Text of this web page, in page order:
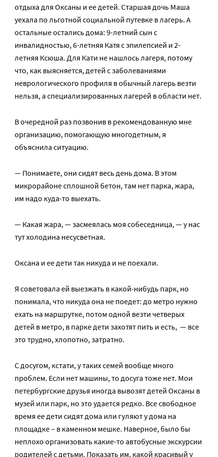
отдыха для Оксаны и ее детей. Старшая дочь Маша
уехала по льготной социальной путевке в лагерь. А
остальные остались дома: 9-летний сын с
инвалидностью, 6-летняя Катя с эпилепсией и 2-
летняя Ксюша. Для Кати не нашлось лагеря, потому
что, как выясняется, детей с заболеваниями
неврологического профиля в обычный лагерь везти
нельзя, а специализированных лагерей в области нет.
В очередной раз позвонив в рекомендованную мне
организацию, помогающую многодетным, я
объяснила ситуацию.
— Понимаете, они сидят весь день дома. В этом
микрорайоне сплошной бетон, там нет парка, жара,
им надо куда-то выехать.
— Какая жара, — засмеялась моя собеседница, — у нас
тут холодина несусветная.
Оксана и ее дети так никуда и не поехали.
Я советовала ей выезжать в какой-нибудь парк, но
понимала, что никуда она не поедет: до метро нужно
ехать на маршрутке, потом одной везти четверых
детей в метро, в парке дети захотят пить и есть, — все
это трудно, хлопотно, затратно.
С досугом, кстати, у таких семей вообще много
проблем. Если нет машины, то досуга тоже нет. Мои
петербургские друзья иногда вывозят детей Оксаны в
музей или парк, но это удается редко. Все свободное
время ее дети сидят дома или гуляют у дома на
площадке – в каменном мешке. Наверное, было бы
неплохо организовать какие-то автобусные экскурсии
родителей с детьми. Показать им, какой красивый у